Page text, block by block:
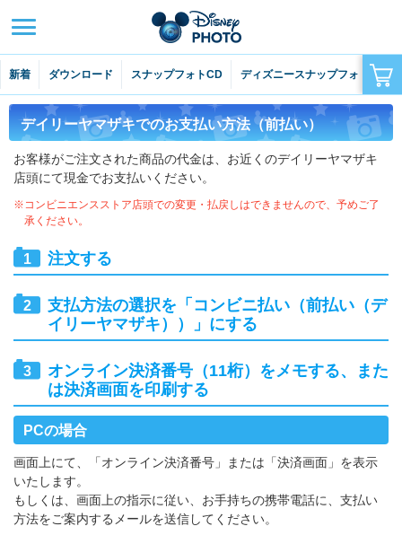
新着 ダウンロード スナップフォトCD ディズニースナップフォト ラ
はじめての方へ よくあるご質問
お問い合わせ サイトマップ
ディズニー・フォトとは
デイリーヤマザキでのお支払い方法（前払い）
お客様がご注文された商品の代金は、お近くのデイリーヤマザキ
店頭にて現金でお支払いください。
※コンビニエンスストア店頭での変更・払戻しはできませんので、予めご了
承ください。
注文する
支払方法の選択を「コンビニ払い（前払い（デ
イリーヤマザキ））」にする
オンライン決済番号（11桁）をメモする、また
は決済画面を印刷する
PCの場合
画面上にて、「オンライン決済番号」または「決済画面」を表示
いたします。
もしくは、画面上の指示に従い、お手持ちの携帯電話に、支払い
方法をご案内するメールを送信してください。